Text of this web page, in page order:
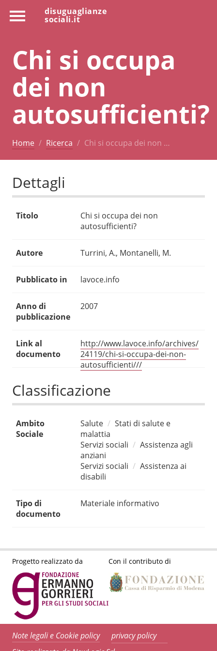
disuguaglianze
sociali.it
Chi si occupa
dei non
autosufficienti?
Home Ricerca Chi si occupa dei non …
Dettagli
Titolo
Chi si occupa dei non
autosufficienti?
Autore Turrini, A., Montanelli, M.
Pubblicato in lavoce.info
Anno di
pubblicazione
2007
Link al
documento
http://www.lavoce.info/archives/
24119/chi-si-occupa-dei-non-
autosufficienti///
Classificazione
Ambito
Sociale
Salute
Stati di salute e
malattia
Servizi sociali
Assistenza agli
anziani
Servizi sociali
Assistenza ai
disabili
Tipo di
documento
Materiale informativo
Progetto realizzato da Con il contributo di
Note legali e Cookie policy
privacy policy